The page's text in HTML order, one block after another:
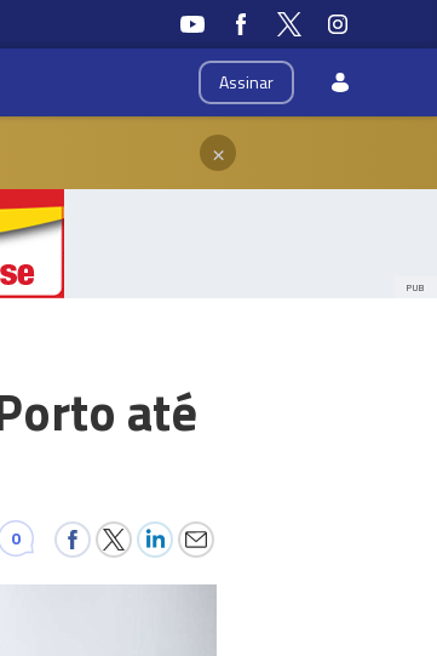
Assinar
×
PUB
até
0